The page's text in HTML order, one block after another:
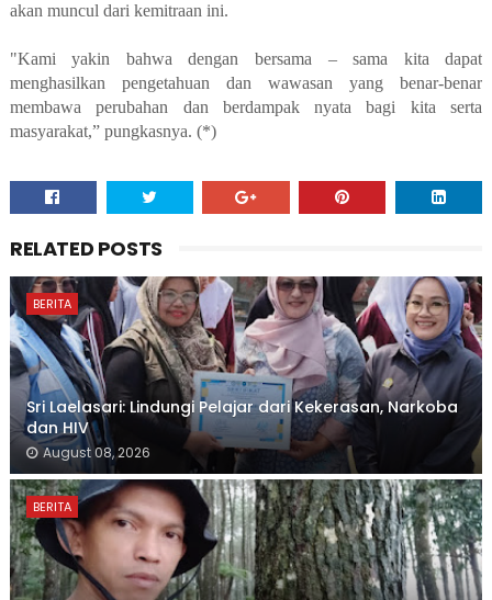
akan muncul dari kemitraan ini.
"Kami yakin bahwa dengan bersama – sama kita dapat
menghasilkan pengetahuan dan wawasan yang benar-benar
membawa perubahan dan berdampak nyata bagi kita serta
masyarakat,” pungkasnya. (*)
RELATED POSTS
BERITA
Sri Laelasari: Lindungi Pelajar dari Kekerasan, Narkoba
dan HIV
August 08, 2026
BERITA